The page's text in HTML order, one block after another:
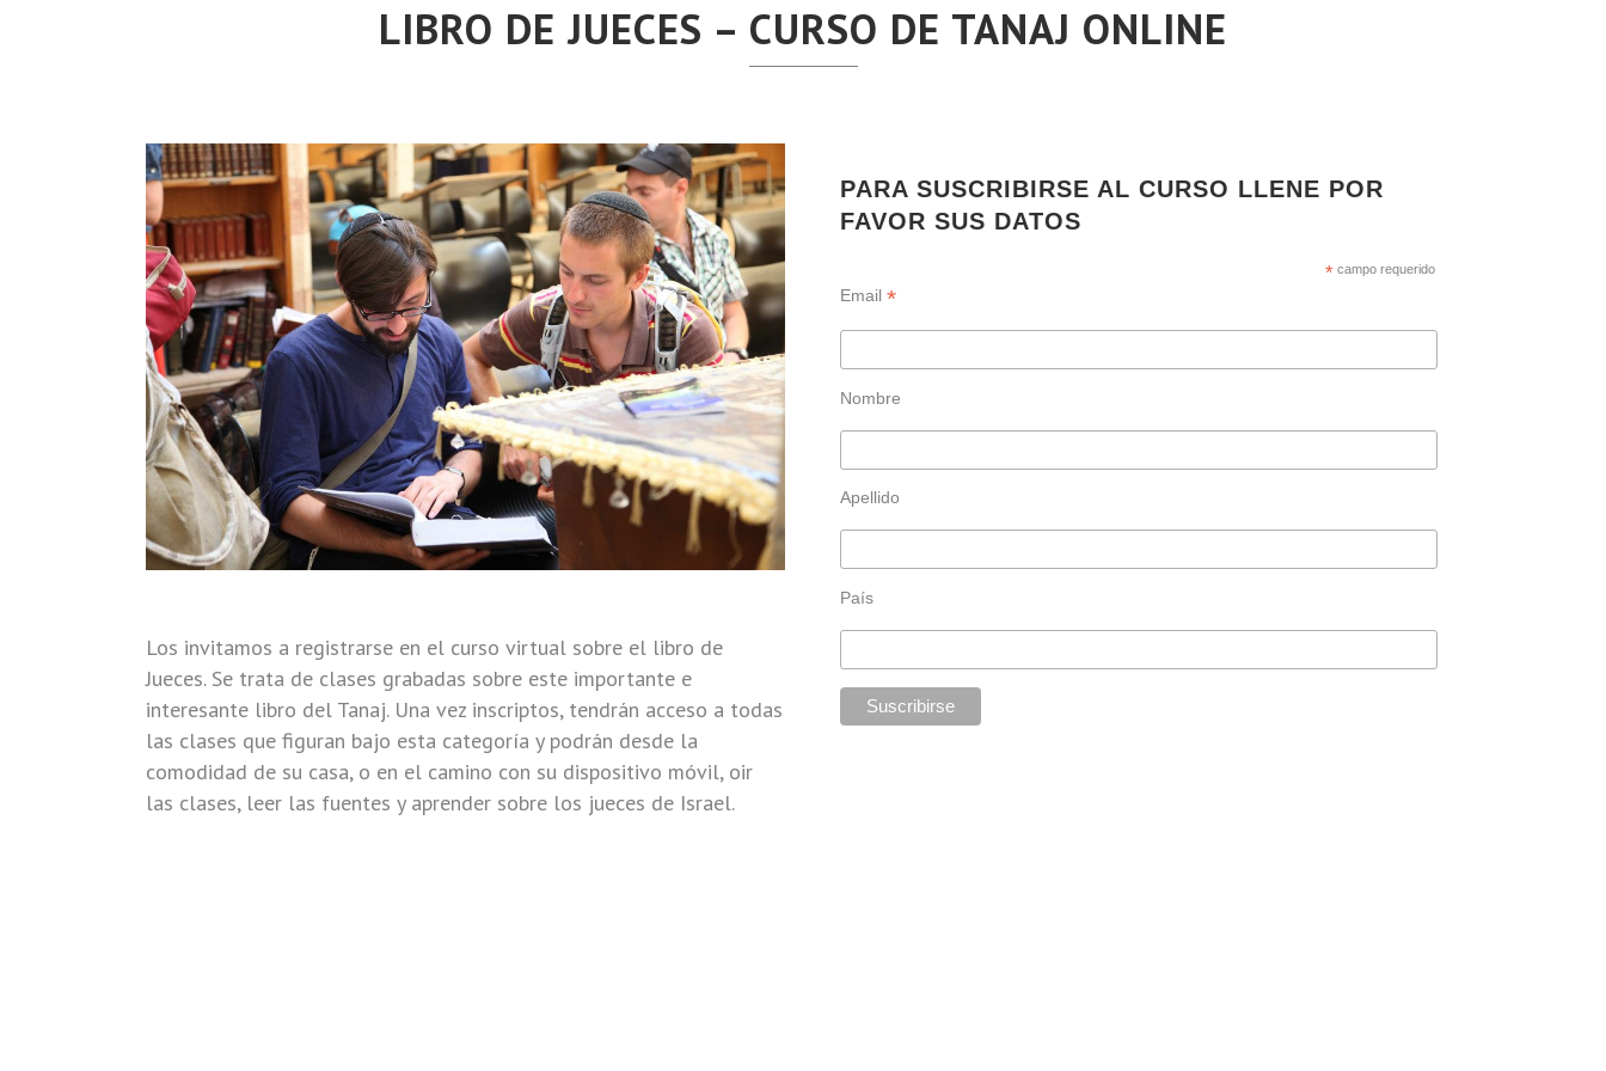
LIBRO DE JUECES – CURSO DE TANAJ ONLINE
Los invitamos a registrarse en el curso virtual sobre el libro de
Jueces. Se trata de clases grabadas sobre este importante e
interesante libro del Tanaj. Una vez inscriptos, tendrán acceso a todas
las clases que figuran bajo esta categoría y podrán desde la
comodidad de su casa, o en el camino con su dispositivo móvil, oir
las clases, leer las fuentes y aprender sobre los jueces de Israel.
PARA SUSCRIBIRSE AL CURSO LLENE POR
FAVOR SUS DATOS
* campo requerido
Email*
Nombre
Apellido
País